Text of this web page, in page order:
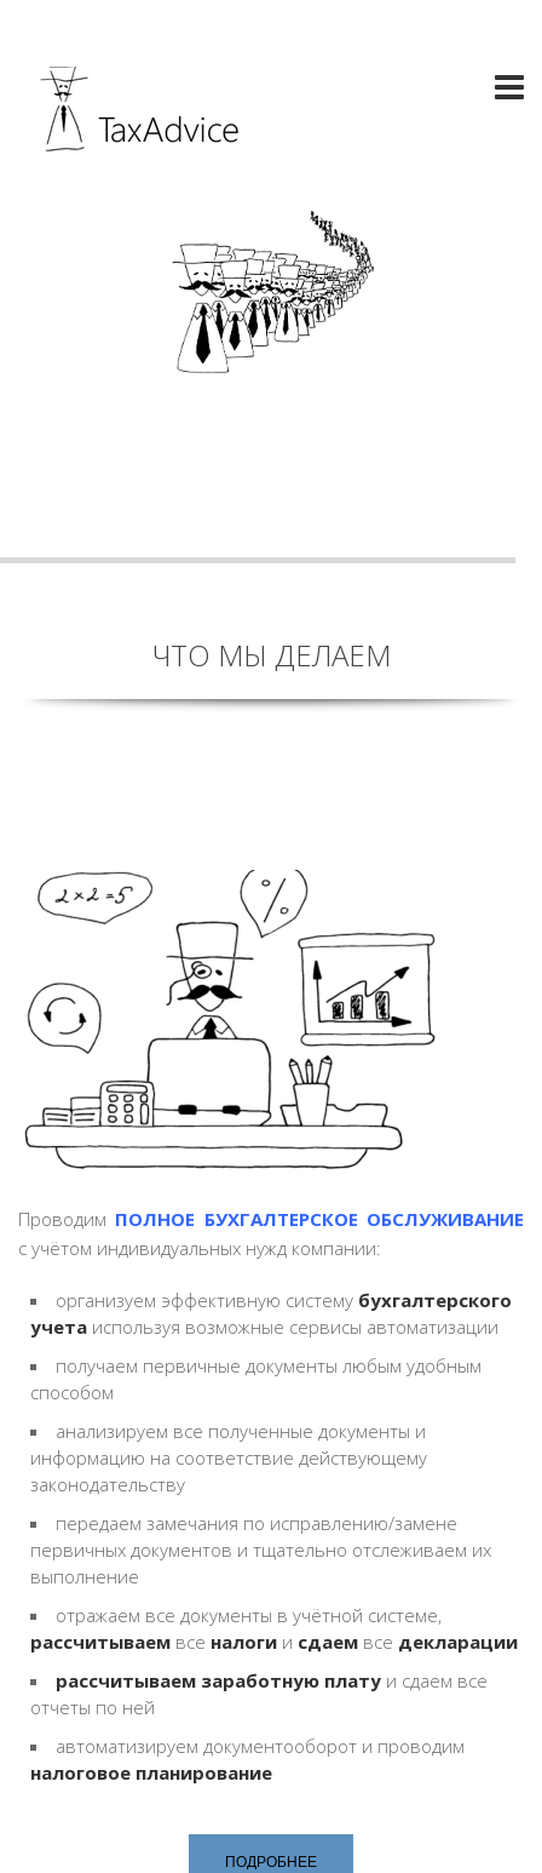
ЧТО МЫ ДЕЛАЕМ
Проводим ПОЛНОЕ БУХГАЛТЕРСКОЕ ОБСЛУЖИВАНИЕ
с учётом индивидуальных нужд компании:
организуем эффективную систему бухгалтерского
учета используя возможные сервисы автоматизации
получаем первичные документы любым удобным
способом
анализируем все полученные документы и
информацию на соответствие действующему
законодательству
передаем замечания по исправлению/замене
первичных документов и тщательно отслеживаем их
выполнение
отражаем все документы в учётной системе,
рассчитываем все налоги и сдаем все декларации
рассчитываем заработную плату и сдаем все
отчеты по ней
автоматизируем документооборот и проводим
налоговое планирование
ПОДРОБНЕЕ